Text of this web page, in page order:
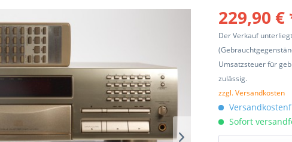
229,90 €
Der Verkauf
Umsatzsteuer für
zulässig.
zzgl. Versandkosten
Sofort